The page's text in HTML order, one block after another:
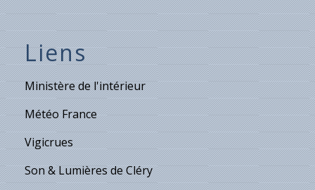
Liens
Ministère de l'intérieur
Météo France
Vigicrues
Son & Lumières de Cléry